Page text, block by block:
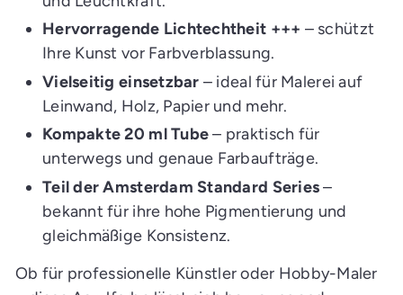
Hervorragende Lichtechtheit +++ – schützt
Ihre Kunst vor Farbverblassung.
Vielseitig einsetzbar – ideal für Malerei auf
Leinwand, Holz, Papier und mehr.
Kompakte 20 ml Tube– praktisch für
unterwegs und genaue Farbaufträge.
Teil der Amsterdam Standard Series–
bekannt für ihre hohe Pigmentierung und
gleichmäßige Konsistenz.
Ob für professionelle Künstler oder Hobby-Maler